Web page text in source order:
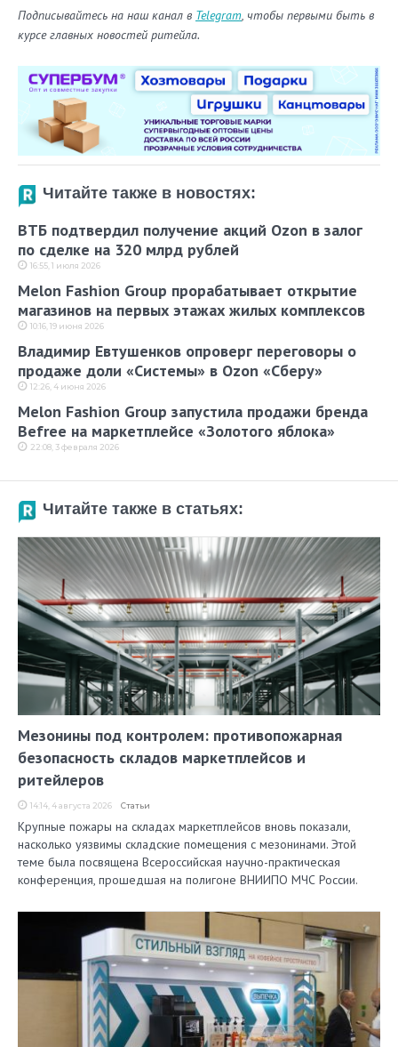
Подписывайтесь на наш канал в Telegram, чтобы первыми быть в
курсе главных новостей ритейла.
Читайте также в новостях:
ВТБ подтвердил получение акций Ozon в залог
по сделке на 320 млрд рублей
16:55, 1 июля 2026
Melon Fashion Group прорабатывает открытие
магазинов на первых этажах жилых комплексов
10:16, 19 июня 2026
Владимир Евтушенков опроверг переговоры о
продаже доли «Системы» в Ozon «Сберу»
12:26, 4 июня 2026
Melon Fashion Group запустила продажи бренда
Befree на маркетплейсе «Золотого яблока»
22:08, 3 февраля 2026
Читайте также в статьях:
Мезонины под контролем: противопожарная
безопасность складов маркетплейсов и
ритейлеров
14:14, 4 августа 2026 Статьи
Крупные пожары на складах маркетплейсов вновь показали,
насколько уязвимы складские помещения с мезонинами. Этой
теме была посвящена Всероссийская научно-практическая
конференция, прошедшая на полигоне ВНИИПО МЧС России.